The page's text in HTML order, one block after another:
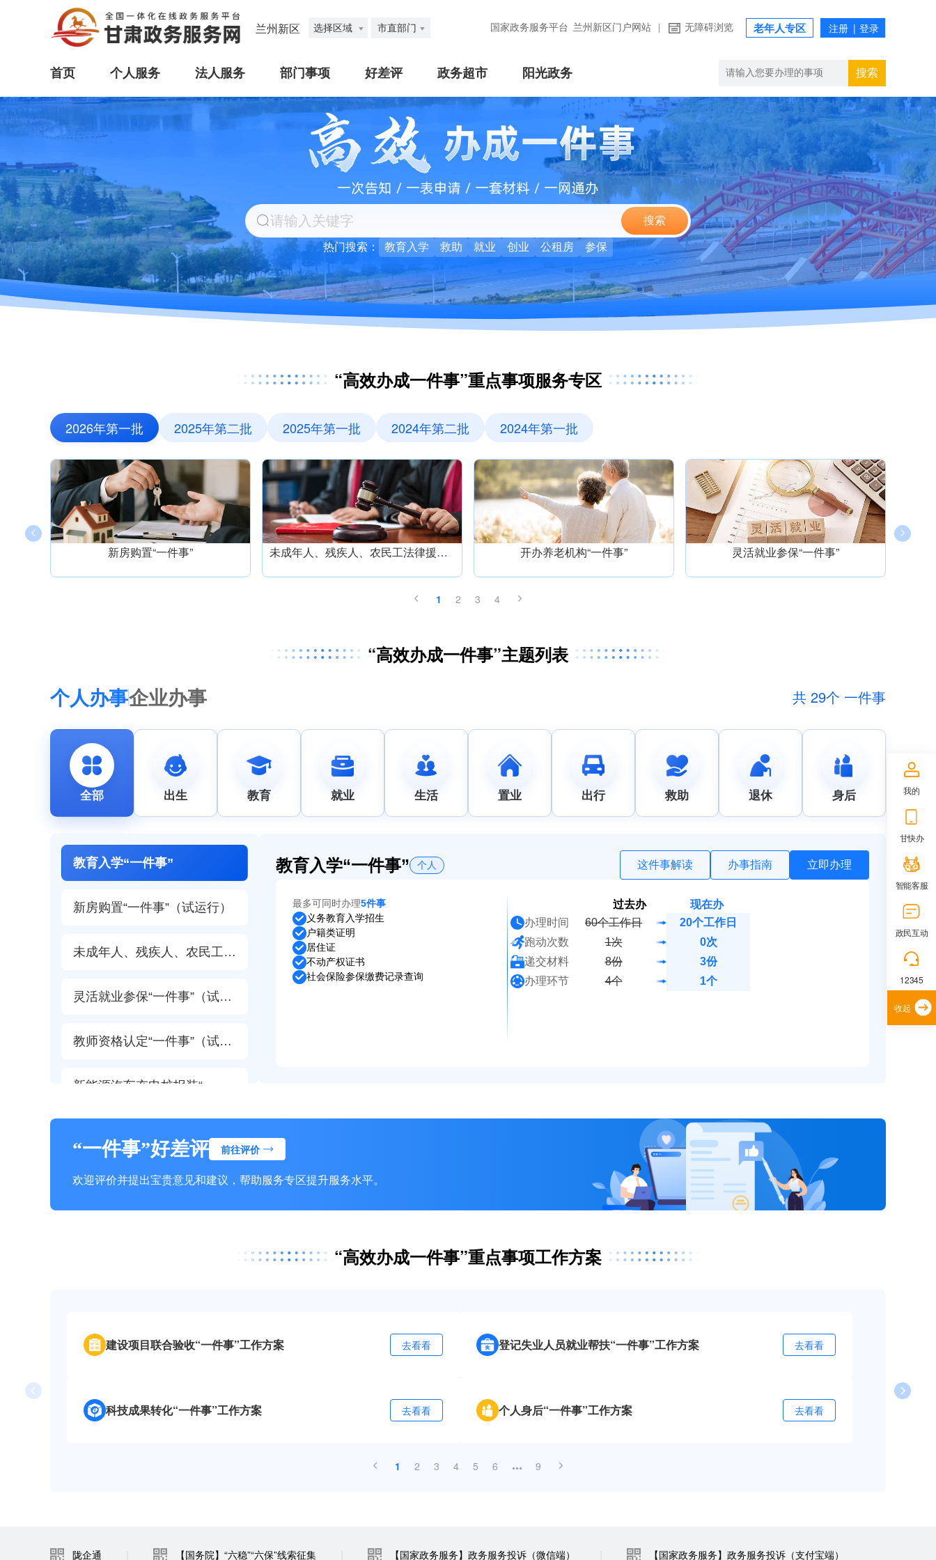
兰州新区 选择区域 市直部门 国家政务服务平台 兰州新区门户网站 无障碍浏览 老年人专区
首页 个人服务 法人服务 部门事项 好差评 政务超市 阳光政务 搜索
搜索
热门搜索： 教育入学 救助 就业 创业 公租房 参保
“高效办成一件事”重点事项服务专区
2026年第一批 2025年第二批 2025年第一批 2024年第二批 2024年第一批
新房购置“一件事” 未成年人、残疾人、农民工法律援助“一件事” 开办养老机构“一件事” 灵活就业参保“一件事”
1 2 3 4
“高效办成一件事”主题列表
个人办事企业办事 共 29个 一件事
全部 出生 教育 就业 生活 置业 出行 救助 退休 身后
教育入学“一件事”
新房购置“一件事”（试运行）
未成年人、残疾人、农民工法律援助“一件事”
灵活就业参保“一件事”（试运行）
教师资格认定“一件事”（试运行）
育儿补贴申领“一件事”（试运行）
境外旅客购物离境退税“一件事”（试运行）
教育入学“一件事” 个人 这件事解读 办事指南 立即办理
最多可同时办理5件事
义务教育入学招生
户籍类证明
居住证
不动产权证书
社会保险参保缴费记录查询
过去办
现在办
办理时间
60个工作日
20个工作日
跑动次数
1次
0次
递交材料
8份
3份
办理环节
4个 1个
“一件事”好差评 前往评价
欢迎评价并提出宝贵意见和建议，帮助服务专区提升服务水平。
“高效办成一件事”重点事项工作方案
建设项目联合验收“一件事”工作方案 去看看 登记失业人员就业帮扶“一件事”工作方案 去看看
科技成果转化“一件事”工作方案 去看看 个人身后“一件事”工作方案 去看看
1 2 3 4 5 6 9
陇企通 【国务院】“六稳”“六保”线索征集 【国家政务服务】政务服务投诉（微信端） 【国家政务服务】政务服务投诉（支付宝端）
我的
甘快办
智能客服
政民互动
12345
收起